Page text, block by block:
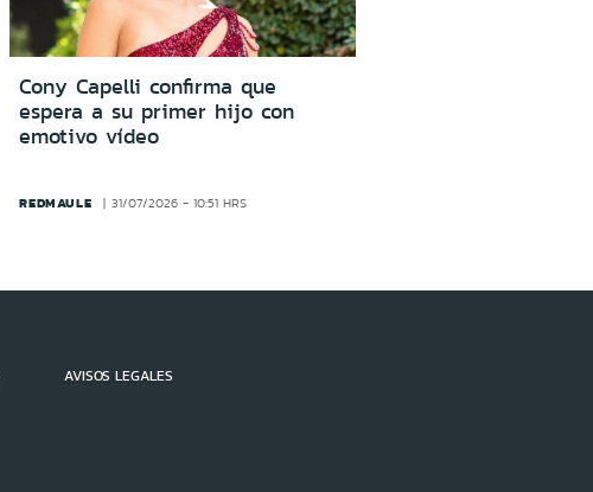
Cony Capelli confirma que
espera a su primer hijo con
emotivo vídeo
REDMAULE 31/07/2026 - 10:51 HRS
AVISOS LEGALES